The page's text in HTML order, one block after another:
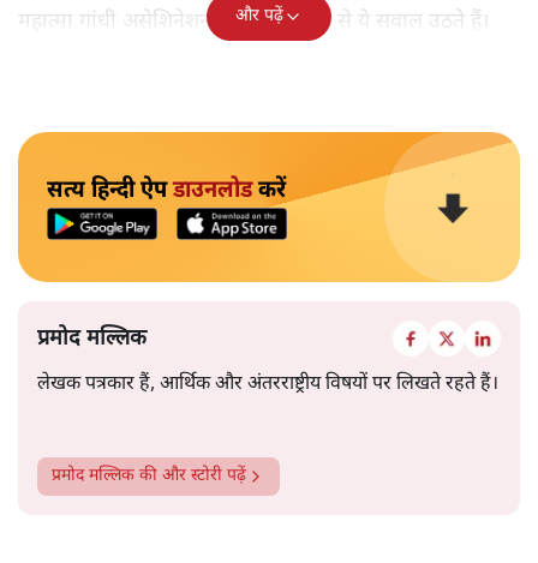
महात्मा गांधी असेशिनेशन' नामक किताब से ये सवाल उठते हैं।
और पढ़ें
सत्य हिन्दी ऐपडाउनलोडकरें
प्रमोद मल्लिक
लेखक पत्रकार हैं, आर्थिक और अंतरराष्ट्रीय विषयों पर लिखते रहते हैं।
प्रमोद मल्लिक की और स्टोरी पढ़ें